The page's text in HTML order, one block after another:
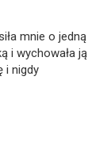
mnie o jedną
i wychowała ją
i nigdy